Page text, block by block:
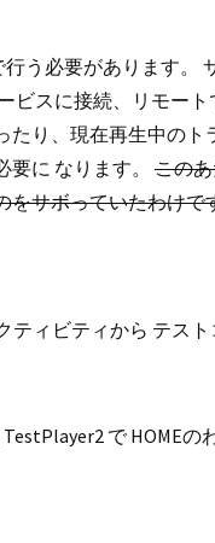
う必要があります。
ビスに接続、リモー
り、現在再生中のト
に なります。 この
をサボっていたわけで
ィビティから テス
で HOMEの